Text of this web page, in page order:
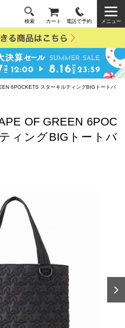
検索 カート 電話で予約 メニュー
6POCKETS スターキルティングBIGトートバ
OF GREEN 6POC
ィングBIGトートバ